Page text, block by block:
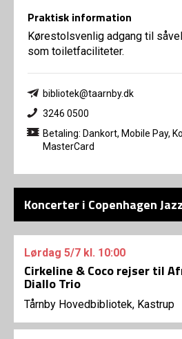
Praktisk information
Kørestolsvenlig adgang til
som toiletfaciliteter.
bibliotek@taarnby.dk
3246 0500
Betaling: Dankort, Mobile Pay,
MasterCard
Koncerter i Copenhagen
Lørdag 5/7 kl. 10:00
Cirkeline & Coco rejser til
Diallo Trio
Tårnby Hovedbibliotek, Kastrup